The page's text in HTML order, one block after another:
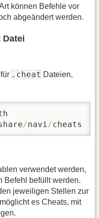
können Befehle vor
abgeändert werden.
Datei
.cheat Dateien,
/navi /cheats
verwendet werden,
Befehl befüllt werden.
jeweiligen Stellen zur
es Cheats, mit